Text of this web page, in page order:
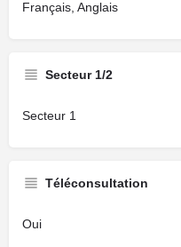
Français, Anglais
Secteur 1/2
Secteur 1
Téléconsultation
Oui